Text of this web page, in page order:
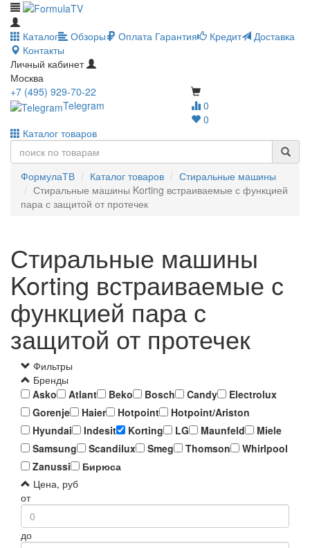
Каталог Обзоры Оплата Гарантия Кредит
Доставка
Контакты
Личный кабинет
Москва
0
0
+7 (495) 929-70-22
Telegram
Каталог товаров
ФормулаТВ Каталог товаров
Стиральные машины
Стиральные машины Korting встраиваемые с функцией
пара с защитой от протечек
Стиральные машины
Korting встраиваемые с
функцией пара с
защитой от протечек
Фильтры
Бренды
Asko
Atlant Beko Bosch Candy
Electrolux
Gorenje
Haier Hotpoint
Hotpoint/Ariston
Hyundai
Indesit Korting LG Maunfeld
Miele
Samsung
Scandilux Smeg Thomson
Whirlpool
Zanussi
Бирюса
Цена, руб
от
до